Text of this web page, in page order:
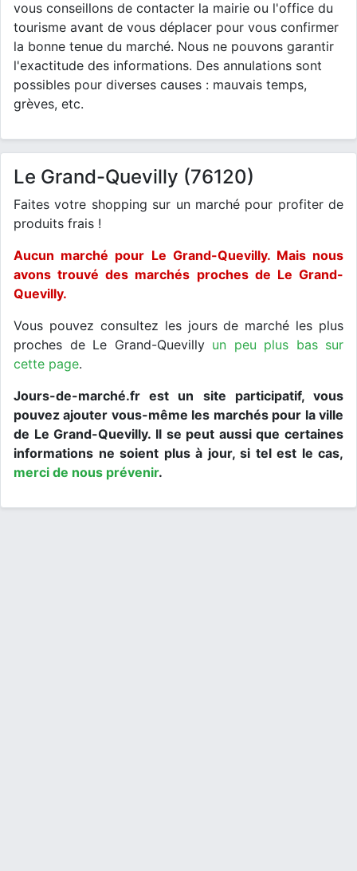
vous conseillons de contacter la mairie ou l'office du
tourisme avant de vous déplacer pour vous confirmer
la bonne tenue du marché. Nous ne pouvons garantir
l'exactitude des informations. Des annulations sont
possibles pour diverses causes : mauvais temps,
grèves, etc.
Le Grand-Quevilly (76120)
Faites votre shopping sur un marché pour profiter de
produits frais !
Aucun marché pour Le Grand-Quevilly. Mais nous
avons trouvé des marchés proches de Le Grand-
Quevilly.
Vous pouvez consultez les jours de marché les plus
proches de Le Grand-Quevilly un peu plus bas sur
cette page.
Jours-de-marché.fr est un site participatif, vous
pouvez ajouter vous-même les marchés pour la ville
de Le Grand-Quevilly. Il se peut aussi que certaines
informations ne soient plus à jour, si tel est le cas,
merci de nous prévenir.